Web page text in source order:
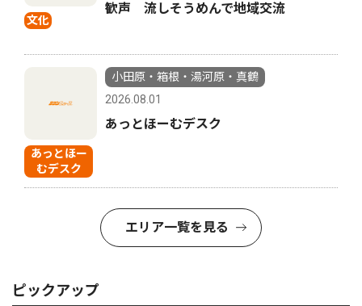
文化
歓声 流しそうめんで地域交流
あっとほー
むデスク
小田原・箱根・湯河原・真鶴
2026.08.01
あっとほーむデスク
エリア一覧を見る
ピックアップ